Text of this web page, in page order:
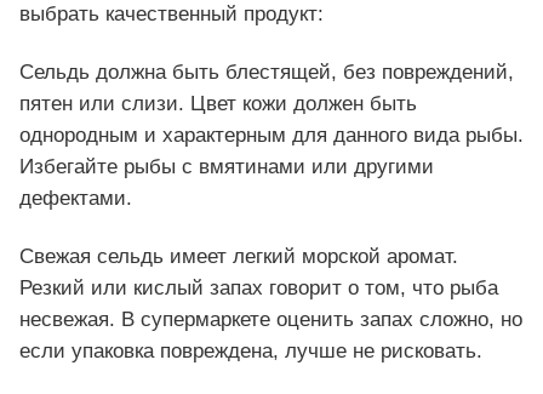
выбрать качественный продукт:
Сельдь должна быть блестящей, без повреждений,
пятен или слизи. Цвет кожи должен быть
однородным и характерным для данного вида рыбы.
Избегайте рыбы с вмятинами или другими
дефектами.
Свежая сельдь имеет легкий морской аромат.
Резкий или кислый запах говорит о том, что рыба
несвежая. В супермаркете оценить запах сложно, но
если упаковка повреждена, лучше не рисковать.